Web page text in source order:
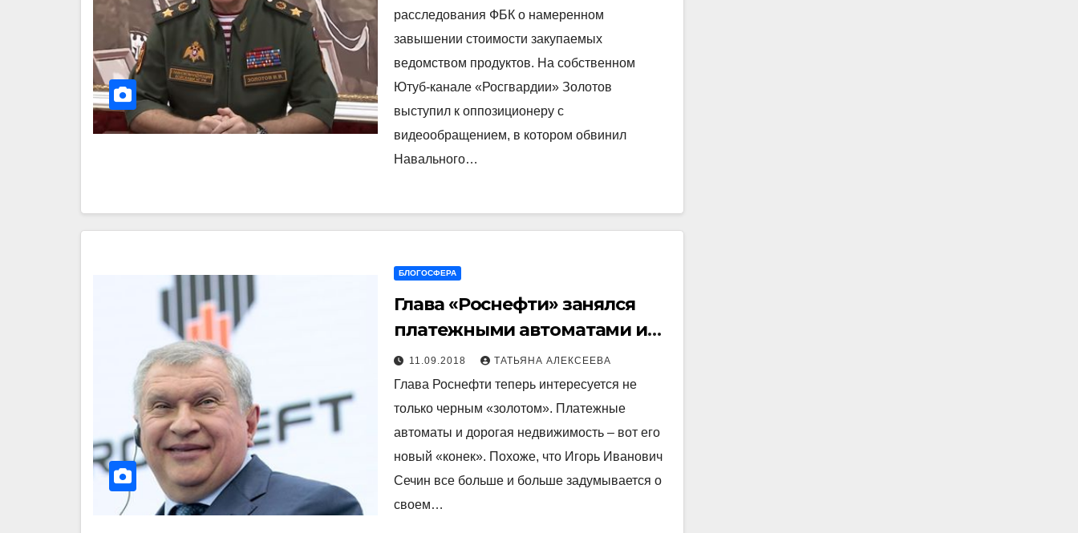
расследования ФБК о намеренном
завышении стоимости закупаемых
ведомством продуктов. На собственном
Ютуб-канале «Росгвардии» Золотов
выступил к оппозиционеру с
видеообращением, в котором обвинил
Навального…
БЛОГОСФЕРА
Глава «Роснефти» занялся
платежными автоматами и
скупкой дорогой
недвижимости. Видимо, к
пенсии готовится. Соцсети
11.09.2018 ТАТЬЯНА АЛЕКСЕЕВА
Глава Роснефти теперь интересуется не
только черным «золотом». Платежные
автоматы и дорогая недвижимость – вот его
новый «конек». Похоже, что Игорь Иванович
Сечин все больше и больше задумывается о
своем…